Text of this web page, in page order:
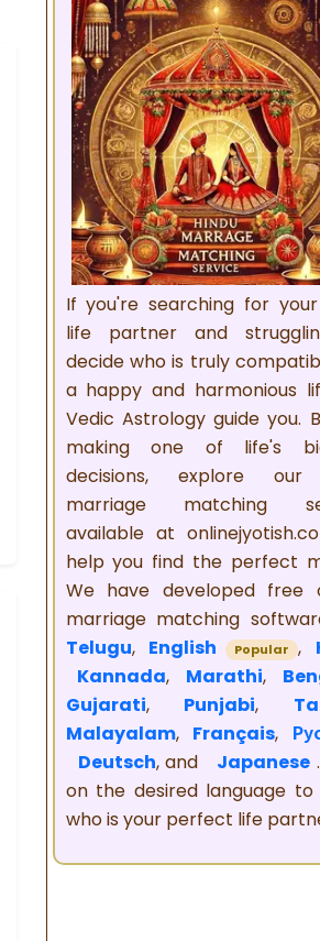
If you're searching for
life partner and
decide who is truly
a happy and harmonious
Vedic Astrology guide you.
making one of life's
decisions, explore
marriage matching
available at
help you find the perfect
We have developed free
marriage matching
Telugu, English Popular ,
Kannada, Marathi,
Gujarati, Punjabi,
Malayalam, Français,
Deutsch, and Japanese
on the desired language to
who is your perfect life